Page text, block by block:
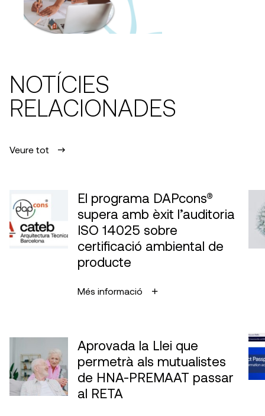
NOTÍCIES
RELACIONADES
Veure tot
El programa DAPcons®
supera amb èxit l’auditoria
ISO 14025 sobre
certificació ambiental de
producte
Més informació
Aprovada la Llei que
permetrà als mutualistes
de HNA-PREMAAT passar
al RETA